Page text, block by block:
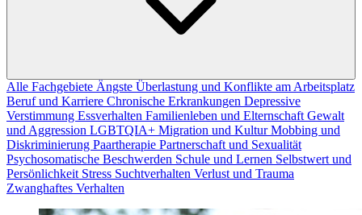
Alle Fachgebiete Ängste Überlastung und Konflikte am Arbeitsplatz
Beruf und Karriere Chronische Erkrankungen Depressive
Verstimmung Essverhalten Familienleben und Elternschaft Gewalt
und Aggression LGBTQIA+ Migration und KulturMobbing und
Diskriminierung Paartherapie Partnerschaft und Sexualität
Psychosomatische Beschwerden Schule und Lernen Selbstwert und
Persönlichkeit Stress Suchtverhalten Verlust und Trauma
Zwanghaftes Verhalten